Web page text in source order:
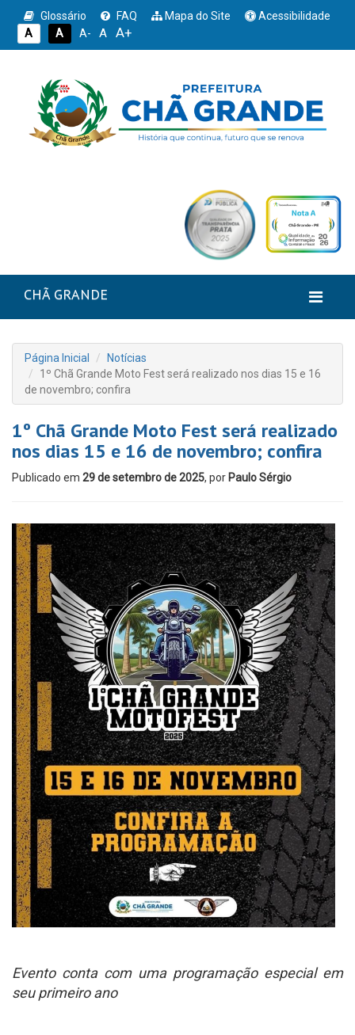
Glossário FAQ Mapa do Site
Acessibilidade
A
A A- A A+
CHÃ GRANDE
Página Inicial
Notícias
1º Chã Grande Moto Fest será realizado nos dias 15 e 16
de novembro; confira
1º Chã Grande Moto Fest será realizado
nos dias 15 e 16 de novembro; confira
Publicado em 29 de setembro de 2025, por Paulo Sérgio
Evento conta com uma programação especial em
seu primeiro ano